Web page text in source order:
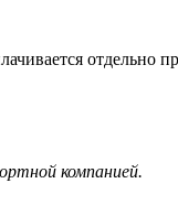
отдельно
компанией.